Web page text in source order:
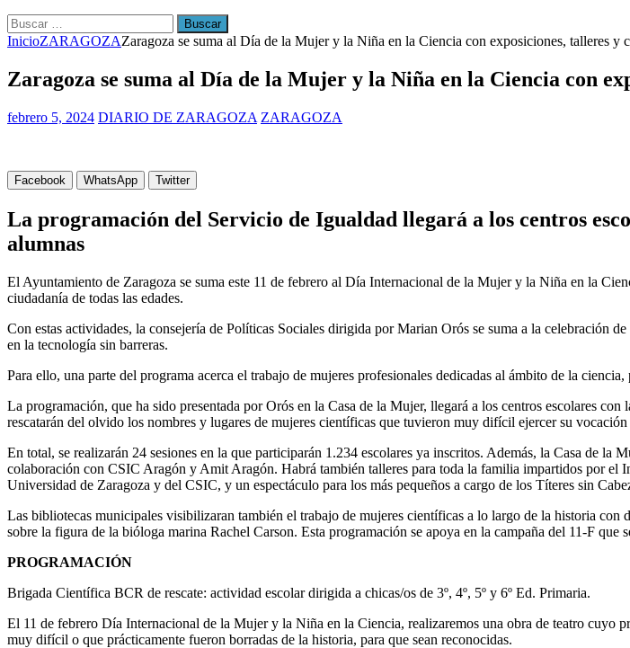
Buscar:
InicioZARAGOZAZaragoza se suma al Día de la Mujer y la Niña en la Ciencia con exposiciones, talleres y
Zaragoza se suma al Día de la Mujer y la Niña en la Ciencia con
febrero 5, 2024 DIARIO DE ZARAGOZA ZARAGOZA
Facebook WhatsApp Twitter
La programación del Servicio de Igualdad llegará a los centros
alumnas
El Ayuntamiento de Zaragoza se suma este 11 de febrero al Día Internacional de la Mujer y la Niña en la
ciudadanía de todas las edades.
Con estas actividades, la consejería de Políticas Sociales dirigida por Marian Orós se suma a la celebración
en la tecnología sin barreras.
Para ello, una parte del programa acerca el trabajo de mujeres profesionales dedicadas al ámbito de la
La programación, que ha sido presentada por Orós en la Casa de la Mujer, llegará a los centros escolares
rescatarán del olvido los nombres y lugares de mujeres científicas que tuvieron muy difícil ejercer su
En total, se realizarán 24 sesiones en la que participarán 1.234 escolares ya inscritos. Además, la Casa de
colaboración con CSIC Aragón y Amit Aragón. Habrá también talleres para toda la familia impartidos por
Universidad de Zaragoza y del CSIC, y un espectáculo para los más pequeños a cargo de los Títeres sin
Las bibliotecas municipales visibilizaran también el trabajo de mujeres científicas a lo largo de la historia
sobre la figura de la bióloga marina Rachel Carson. Esta programación se apoya en la campaña del 11-F que
PROGRAMACIÓN
Brigada Científica BCR de rescate: actividad escolar dirigida a chicas/os de 3º, 4º, 5º y 6º Ed. Primaria.
El 11 de febrero Día Internacional de la Mujer y la Niña en la Ciencia, realizaremos una obra de teatro
muy difícil o que prácticamente fueron borradas de la historia, para que sean reconocidas.